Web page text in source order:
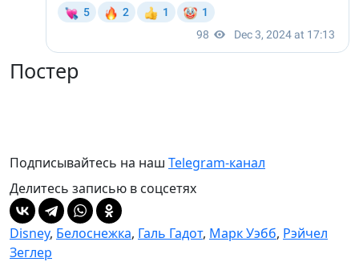
Постер
Подписывайтесь на наш Telegram-канал
Делитесь записью в соцсетях
Disney, Белоснежка, Галь Гадот, Марк Уэбб, Рэйчел
Зеглер